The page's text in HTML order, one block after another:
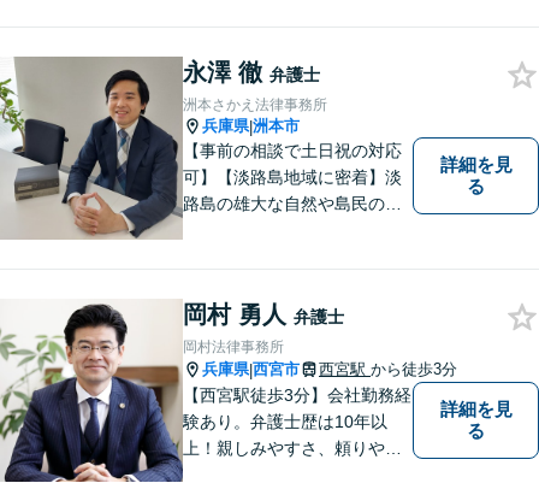
永澤 徹 弁護士
洲本さかえ法律事務所
兵庫県|洲本市
【事前の相談で土日祝の対応
可】【淡路島地域に密着】淡
路島の雄大な自然や島民の
ご相談で土日祝・時間外対応
が可能です。
詳細を見
る
岡村 勇人 弁護士
岡村法律事務所
兵庫県|西宮市 西宮駅 から徒歩3分
【西宮駅徒歩3分】会社勤務経
験あり。弁護士歴は10年以
上！親しみやすさ、頼りやす
詳細を見
る